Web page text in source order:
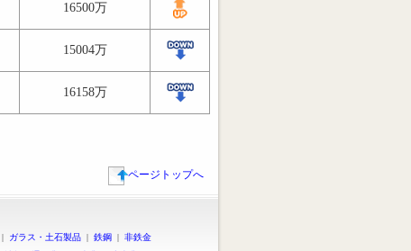
16500万
15004万
16158万
ページトップへ
| ガラス・土石製品 | 鉄鋼 | 非鉄金